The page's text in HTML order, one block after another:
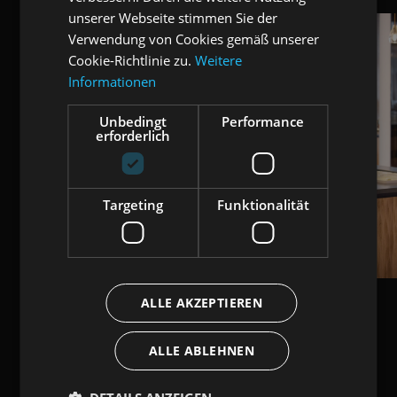
unserer Webseite stimmen Sie der
Verwendung von Cookies gemäß unserer
Cookie-Richtlinie zu. Weitere
Informationen
Unbedingt
erforderlich
Performance
Targeting Funktionalität
ALLE AKZEPTIEREN
ALLE ABLEHNEN